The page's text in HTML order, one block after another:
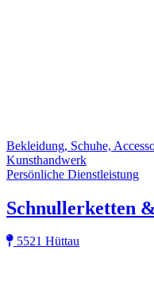
Bekleidung, Schuhe,
Kunsthandwerk
Persönliche Dienstleistung
Schnullerketten
5521 Hüttau